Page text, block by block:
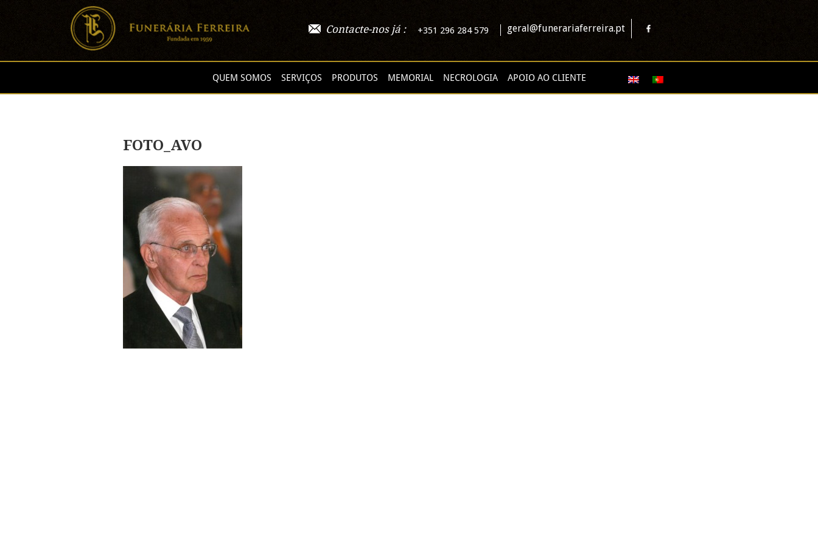
Contacte-nos já : +351 296 284 579 geral@funerariaferreira.pt
QUEM SOMOS SERVIÇOS PRODUTOS MEMORIAL NECROLOGIA APOIO AO CLIENTE
FOTO_AVO